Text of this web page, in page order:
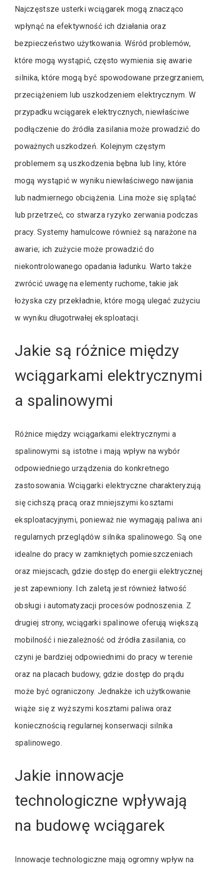
Najczęstsze usterki wciągarek mogą znacząco
wpłynąć na efektywność ich działania oraz
bezpieczeństwo użytkowania. Wśród problemów,
które mogą wystąpić, często wymienia się awarie
silnika, które mogą być spowodowane przegrzaniem,
przeciążeniem lub uszkodzeniem elektrycznym. W
przypadku wciągarek elektrycznych, niewłaściwe
podłączenie do źródła zasilania może prowadzić do
poważnych uszkodzeń. Kolejnym częstym
problemem są uszkodzenia bębna lub liny, które
mogą wystąpić w wyniku niewłaściwego nawijania
lub nadmiernego obciążenia. Lina może się splątać
lub przetrzeć, co stwarza ryzyko zerwania podczas
pracy. Systemy hamulcowe również są narażone na
awarie; ich zużycie może prowadzić do
niekontrolowanego opadania ładunku. Warto także
zwrócić uwagę na elementy ruchome, takie jak
łożyska czy przekładnie, które mogą ulegać zużyciu
w wyniku długotrwałej eksploatacji.
Jakie są różnice między
wciągarkami elektrycznymi
a spalinowymi
Różnice między wciągarkami elektrycznymi a
spalinowymi są istotne i mają wpływ na wybór
odpowiedniego urządzenia do konkretnego
zastosowania. Wciągarki elektryczne charakteryzują
się cichszą pracą oraz mniejszymi kosztami
eksploatacyjnymi, ponieważ nie wymagają paliwa ani
regularnych przeglądów silnika spalinowego. Są one
idealne do pracy w zamkniętych pomieszczeniach
oraz miejscach, gdzie dostęp do energii elektrycznej
jest zapewniony. Ich zaletą jest również łatwość
obsługi i automatyzacji procesów podnoszenia. Z
drugiej strony, wciągarki spalinowe oferują większą
mobilność i niezależność od źródła zasilania, co
czyni je bardziej odpowiednimi do pracy w terenie
oraz na placach budowy, gdzie dostęp do prądu
może być ograniczony. Jednakże ich użytkowanie
wiąże się z wyższymi kosztami paliwa oraz
koniecznością regularnej konserwacji silnika
spalinowego.
Jakie innowacje
technologiczne wpływają
na budowę wciągarek
Innowacje technologiczne mają ogromny wpływ na